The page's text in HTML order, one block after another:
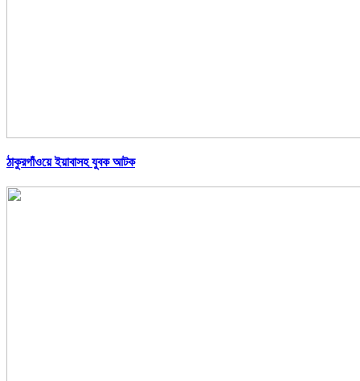
ঠাকুরগাঁওয়ে ইয়াবাসহ যুবক আটক